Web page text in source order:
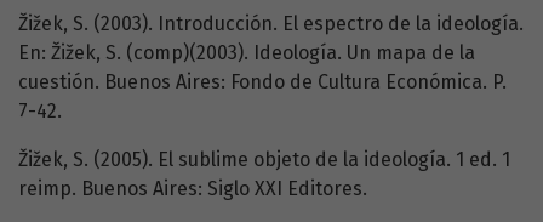
Žižek, S. (2003). Introducción. El espectro de la ideología.
En: Žižek, S. (comp)(2003). Ideología. Un mapa de la
cuestión. Buenos Aires: Fondo de Cultura Económica. P.
7-42.
Žižek, S. (2005). El sublime objeto de la ideología. 1 ed. 1
reimp. Buenos Aires: Siglo XXI Editores.